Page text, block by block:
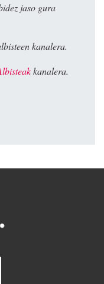
jaso gura
kanalera.
kanalera.